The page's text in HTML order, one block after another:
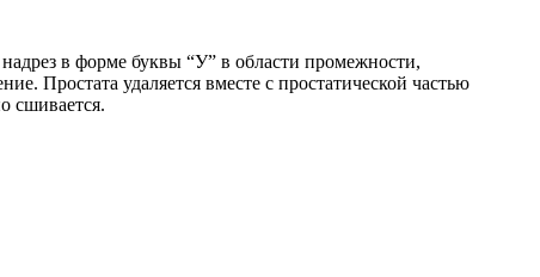
в форме буквы “У” в области промежности,
Простата удаляется вместе с простатической частью
сшивается.